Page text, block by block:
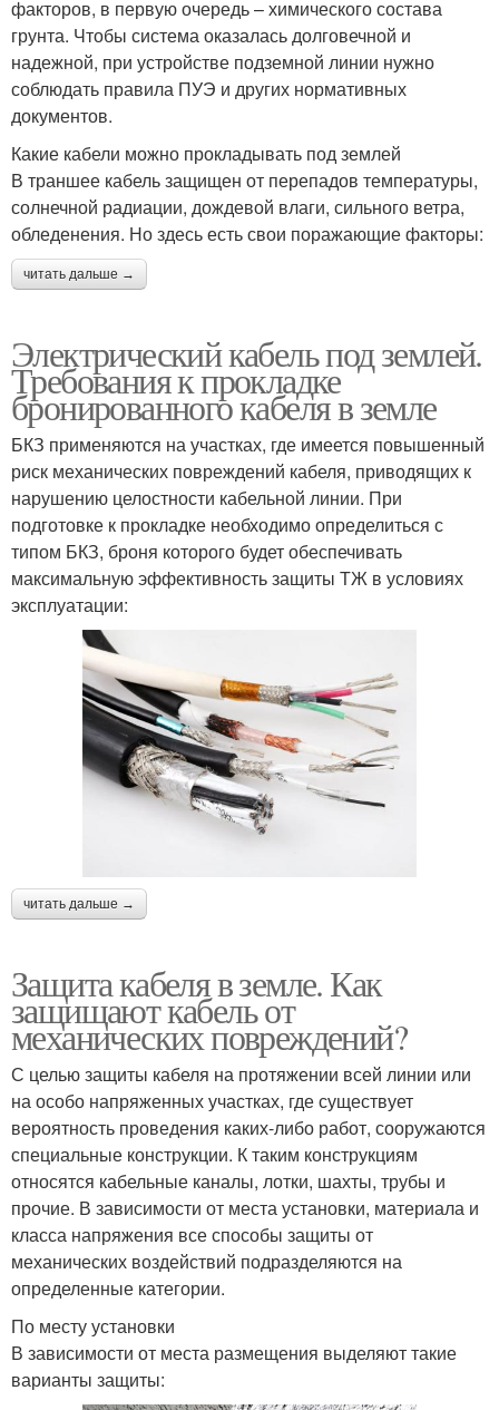
Кабели для соединения Траншеи под кабель
Связи в земле Линии в земле
Провода в земле
Подземный кабель Гофр для кабеля
Кабель в частном доме
факторов, в первую очередь – химического состава
грунта. Чтобы система оказалась долговечной и
надежной, при устройстве подземной линии нужно
соблюдать правила ПУЭ и других нормативных
документов.
Какие кабели можно прокладывать под землей
В траншее кабель защищен от перепадов температуры,
солнечной радиации, дождевой влаги, сильного ветра,
обледенения. Но здесь есть свои поражающие факторы:
читать дальше →
Электрический кабель под землей.
Требования к прокладке
бронированного кабеля в земле
БКЗ применяются на участках, где имеется повышенный
риск механических повреждений кабеля, приводящих к
нарушению целостности кабельной линии. При
подготовке к прокладке необходимо определиться с
типом БКЗ, броня которого будет обеспечивать
максимальную эффективность защиты ТЖ в условиях
эксплуатации:
читать дальше →
Защита кабеля в земле. Как
защищают кабель от
механических повреждений?
С целью защиты кабеля на протяжении всей линии или
на особо напряженных участках, где существует
вероятность проведения каких-либо работ, сооружаются
специальные конструкции. К таким конструкциям
относятся кабельные каналы, лотки, шахты, трубы и
прочие. В зависимости от места установки, материала и
класса напряжения все способы защиты от
механических воздействий подразделяются на
определенные категории.
По месту установки
В зависимости от места размещения выделяют такие
варианты защиты: